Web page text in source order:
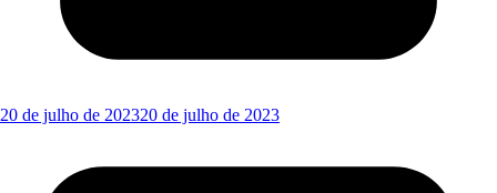
20 de julho de 202320 de julho de 2023